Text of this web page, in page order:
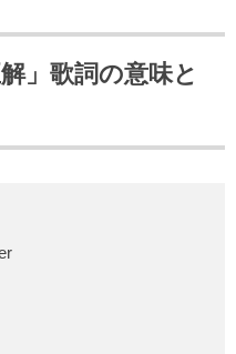
」歌詞の意味と